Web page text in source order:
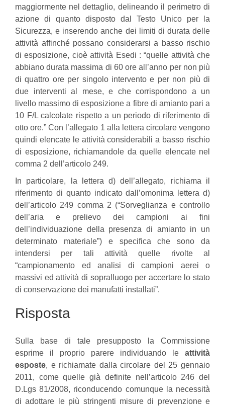
maggiormente nel dettaglio, delineando il perimetro di
azione di quanto disposto dal Testo Unico per la
Sicurezza, e inserendo anche dei limiti di durata delle
attività affinché possano considerarsi a basso rischio
di esposizione, cioè attività Esedi : “quelle attività che
abbiano durata massima di 60 ore all’anno per non più
di quattro ore per singolo intervento e per non più di
due interventi al mese, e che corrispondono a un
livello massimo di esposizione a fibre di amianto pari a
10 F/L calcolate rispetto a un periodo di riferimento di
otto ore.” Con l’allegato 1 alla lettera circolare vengono
quindi elencate le attività considerabili a basso rischio
di esposizione, richiamandole da quelle elencate nel
comma 2 dell’articolo 249.
In particolare, la lettera d) dell’allegato, richiama il
riferimento di quanto indicato dall’omonima lettera d)
dell’articolo 249 comma 2 (“Sorveglianza e controllo
dell’aria e prelievo dei campioni ai fini
dell’individuazione della presenza di amianto in un
determinato materiale”) e specifica che sono da
intendersi per tali attività quelle rivolte al
“campionamento ed analisi di campioni aerei o
massivi ed attività di sopralluogo per accertare lo stato
di conservazione dei manufatti installati”.
Risposta
Sulla base di tale presupposto la Commissione
esprime il proprio parere individuando le attività
esposte, e richiamate dalla circolare del 25 gennaio
2011, come quelle già definite nell’articolo 246 del
D.Lgs 81/2008, riconducendo comunque la necessità
di adottare le più stringenti misure di prevenzione e